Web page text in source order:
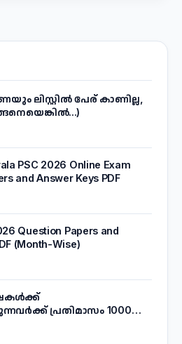
ലിസ്റ്റിൽ പേര് കാണില്ല,
PSC 2026 Online Exam
and Answer Keys PDF
Question Papers and
(Month-Wise)
പ്രതിമാസം 1000
'കണക്ട് ടു വർക്ക്'
അറിയാം